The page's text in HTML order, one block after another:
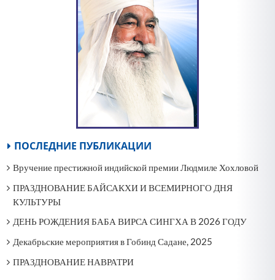
ПОСЛЕДНИЕ ПУБЛИКАЦИИ
Вручение престижной индийской премии Людмиле Хохловой
ПРАЗДНОВАНИЕ БАЙСАКХИ И ВСЕМИРНОГО ДНЯ
КУЛЬТУРЫ
ДЕНЬ РОЖДЕНИЯ БАБА ВИРСА СИНГХА В 2026 ГОДУ
Декабрьские мероприятия в Гобинд Садане, 2025
ПРАЗДНОВАНИЕ НАВРАТРИ